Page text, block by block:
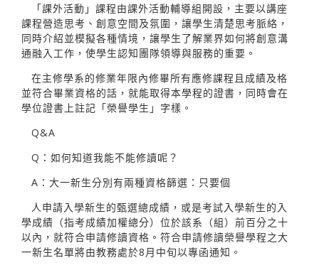
「課外活動」課程由課外活動輔導組開設，主要以講座
課程營造思考、創意空間及氛圍，讓學生清楚思考脈絡，
同時介紹並模擬各種情境，讓學生了解業界如何將創意溝
通融入工作，使學生認知團隊領導與服務的重要。
在主修學系的修業年限內修畢所有應修課程且成績及格
並符合畢業資格的話，就能取得本學程的證書，同時會在
學位證書上註記「榮譽學生」字樣。
Q&A
Q：如何知道我能不能修讀呢？
A：大一新生分別有兩種資格篩選：只要個
人申請入學新生的甄選總成績，或是考試入學新生的入
學成績（指考成績加權總分）位於該系（組）前百分之十
以內，就符合申請修讀資格。符合申請修讀榮譽學程之大
一新生名單將由教務處於8月中旬以專函通知。